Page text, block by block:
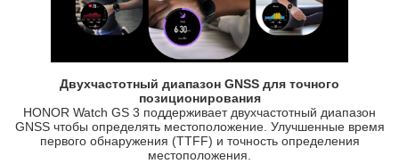
Двухчастотный диапазон GNSS для точного
позиционирования
HONOR Watch GS 3 поддерживает двухчастотный диапазон
GNSS чтобы определять местоположение. Улучшенные время
первого обнаружения (TTFF) и точность определения
местоположения.